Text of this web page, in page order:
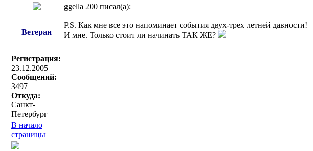
Ветеран
Регистрация:
23.12.2005
Сообщений:
3497
Откуда:
Санкт-
Петербург
ggella 200 писал(a):
P.S. Как мне все это напоминает события двух-трех летней давности!
И мне. Только стоит ли начинать ТАК ЖЕ?
В начало
страницы